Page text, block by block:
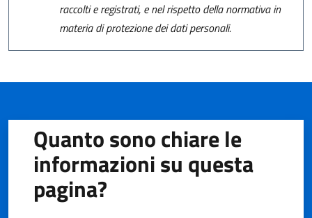
raccolti e registrati, e nel rispetto della normativa in
materia di protezione dei dati personali.
Quanto sono chiare le
informazioni su questa
pagina?